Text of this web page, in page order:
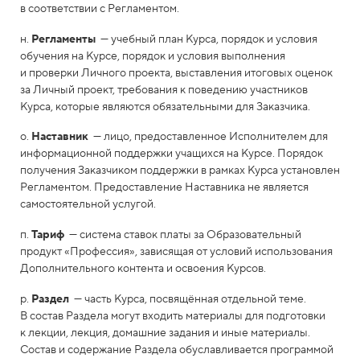
в соответствии с Регламентом.
н. Регламенты — учебный план Курса, порядок и условия
обучения на Курсе, порядок и условия выполнения
и проверки Личного проекта, выставления итоговых оценок
за Личный проект, требования к поведению участников
Курса, которые являются обязательными для Заказчика.
о. Наставник — лицо, предоставленное Исполнителем для
информационной поддержки учащихся на Курсе. Порядок
получения Заказчиком поддержки в рамках Курса установлен
Регламентом. Предоставление Наставника не является
самостоятельной услугой.
п. Тариф — система ставок платы за Образовательный
продукт «Профессия», зависящая от условий использования
Дополнительного контента и освоения Курсов.
р. Раздел — часть Курса, посвящённая отдельной теме.
В состав Раздела могут входить материалы для подготовки
к лекции, лекция, домашние задания и иные материалы.
Состав и содержание Раздела обуславливается программой